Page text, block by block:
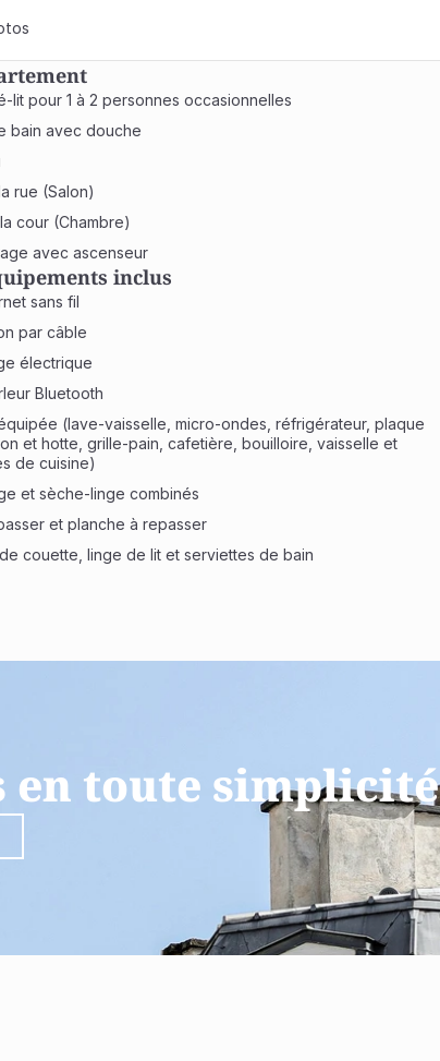
lit pour 1 à 2 personnes occasionnelles
bain avec douche
rue (Salon)
cour (Chambre)
avec ascenseur
inclus
sans fil
par câble
électrique
Bluetooth
(lave-vaisselle, micro-ondes, réfrigérateur, plaque
et hotte, grille-pain, cafetière, bouilloire, vaisselle et
de cuisine)
et sèche-linge combinés
et planche à repasser
couette, linge de lit et serviettes de bain
en toute simplicité